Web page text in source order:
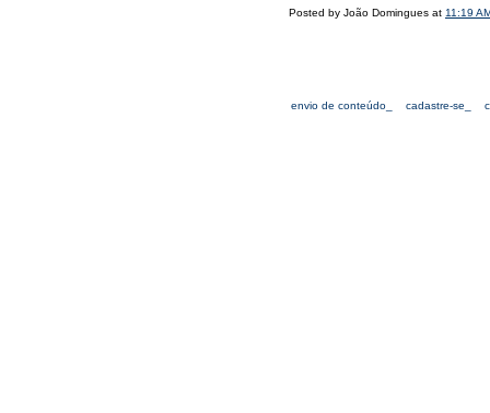
Posted by João Domingues at 11:19
envio de conteúdo_ cadastre-se_